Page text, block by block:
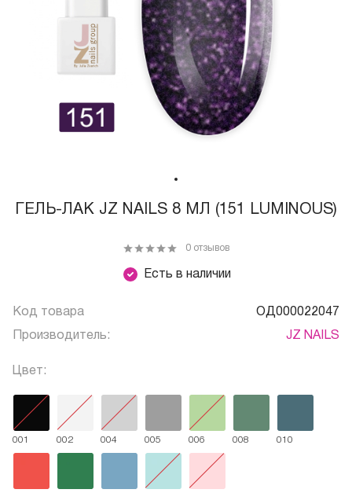
ГЕЛЬ-ЛАК JZ NAILS 8 МЛ (151 LUMINOUS)
Есть в наличии
0 отзывов
Код товара ОД000022047
Производитель: JZ NAILS
Цвет:
001 002 004 005 006 008 010